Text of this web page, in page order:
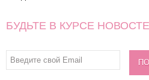
БУДЬТЕ В КУРСЕ